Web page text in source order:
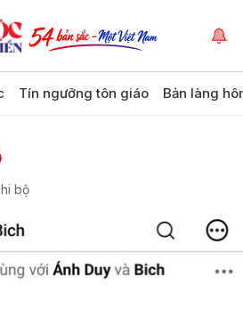
Tín ngưỡng tôn giáo Bản làng
bộ